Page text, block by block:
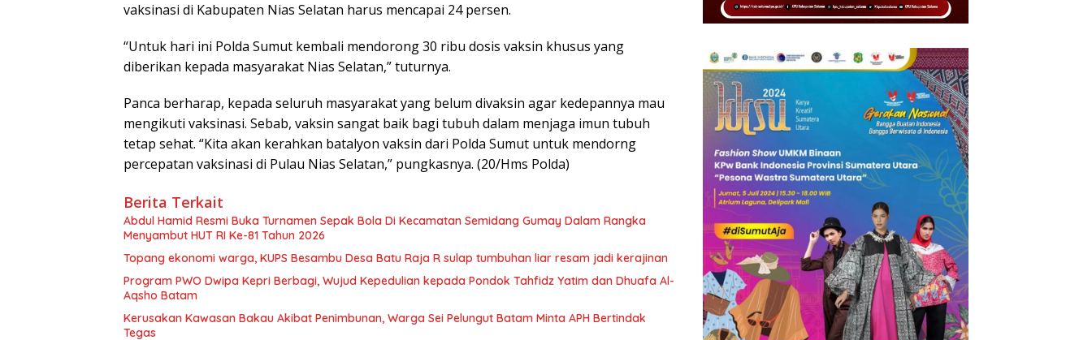
vaksinasi di Kabupaten Nias Selatan harus mencapai 24 persen.
“Untuk hari ini Polda Sumut kembali mendorong 30 ribu dosis vaksin khusus yang
diberikan kepada masyarakat Nias Selatan,” tuturnya.
Panca berharap, kepada seluruh masyarakat yang belum divaksin agar kedepannya mau
mengikuti vaksinasi. Sebab, vaksin sangat baik bagi tubuh dalam menjaga imun tubuh
tetap sehat. “Kita akan kerahkan batalyon vaksin dari Polda Sumut untuk mendorng
percepatan vaksinasi di Pulau Nias Selatan,” pungkasnya. (20/Hms Polda)
Berita Terkait
Abdul Hamid Resmi Buka Turnamen Sepak Bola Di Kecamatan Semidang Gumay Dalam Rangka
Menyambut HUT RI Ke-81 Tahun 2026
Topang ekonomi warga, KUPS Besambu Desa Batu Raja R sulap tumbuhan liar resam jadi kerajinan
Program PWO Dwipa Kepri Berbagi, Wujud Kepedulian kepada Pondok Tahfidz Yatim dan Dhuafa Al-
Aqsho Batam
Kerusakan Kawasan Bakau Akibat Penimbunan, Warga Sei Pelungut Batam Minta APH Bertindak
Tegas